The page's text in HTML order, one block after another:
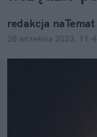
redakcja naTemat
28 września 2023,